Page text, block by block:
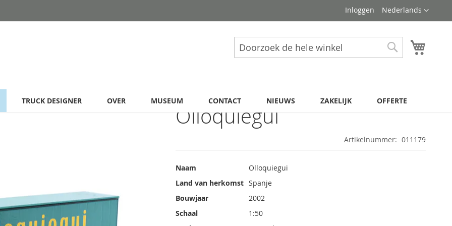
Taal
Nederlands
Inloggen
Zoek
TRUCK DESIGNER OVER MUSEUM CONTACT NIEUWS ZAKELIJK OFFERTE
Olloquiegui
Artikelnummer 011179
Meer
Naam
Olloquiegui
Land van herkomst Spanje
Bouwjaar
2002
Schaal
1:50